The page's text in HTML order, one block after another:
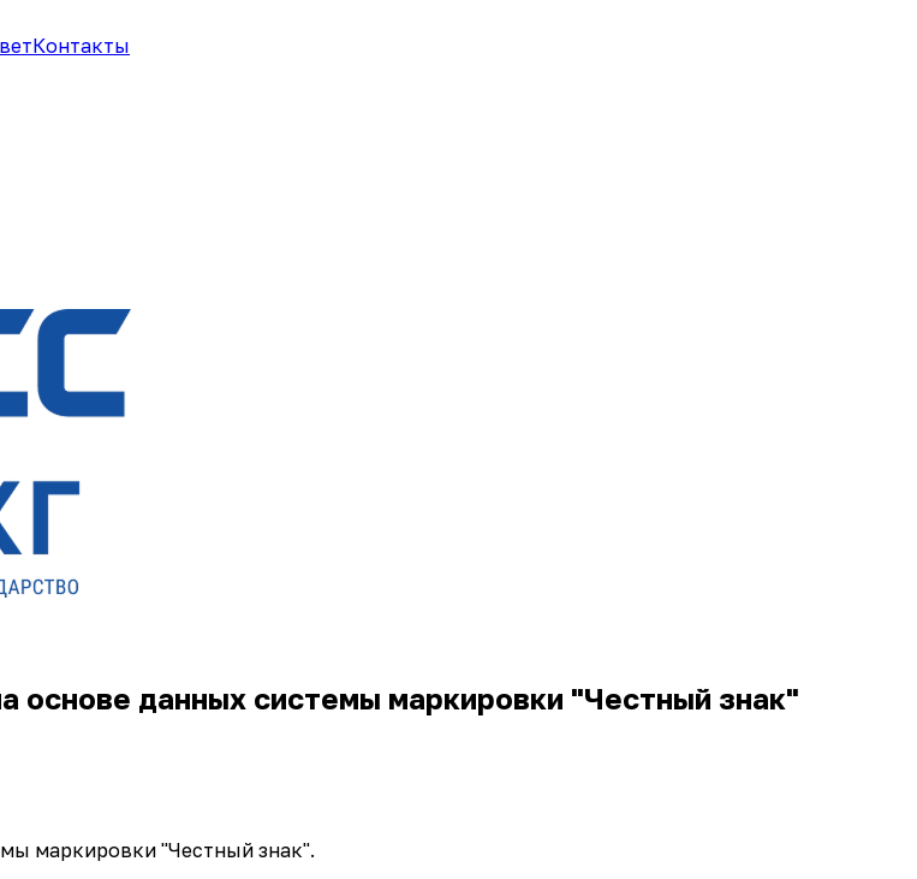
Контакты
основе данных системы маркировки "Честный знак"
маркировки "Честный знак".